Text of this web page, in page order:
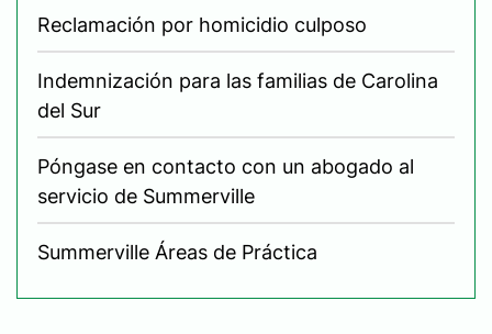
Reclamación por homicidio culposo
Indemnización para las familias de Carolina
del Sur
Póngase en contacto con un abogado al
servicio de Summerville
Summerville Áreas de Práctica